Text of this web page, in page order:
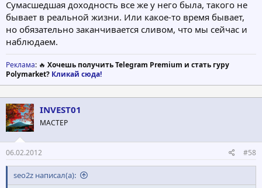
Сумасшедшая доходность все же у него была, такого не
бывает в реальной жизни. Или какое-то время бывает,
но обязательно заканчивается сливом, что мы сейчас и
наблюдаем.
Реклама: 🔥 Хочешь получить Telegram Premium и стать гуру
Polymarket? Кликай сюда!
INVEST01
МАСТЕР
06.02.2012 #58
seo2z написал(а):